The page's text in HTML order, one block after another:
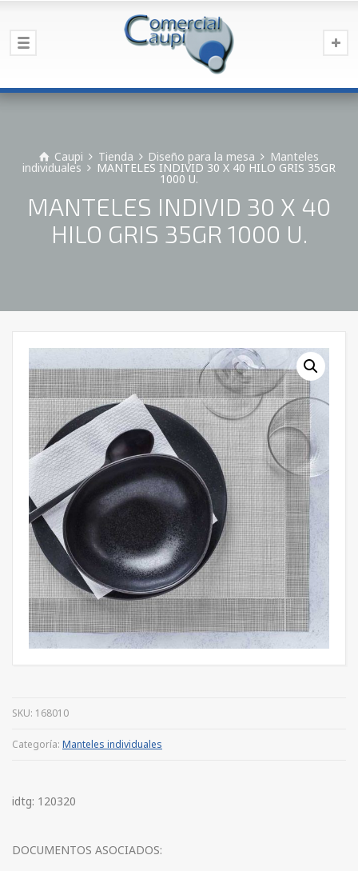
Caupi Tienda Diseño para la mesa Manteles
individuales MANTELES INDIVID 30 X 40 HILO GRIS 35GR
1000 U.
MANTELES INDIVID 30 X 40
HILO GRIS 35GR 1000 U.
SKU: 168010
Categoría: Manteles individuales
idtg: 120320
DOCUMENTOS ASOCIADOS: